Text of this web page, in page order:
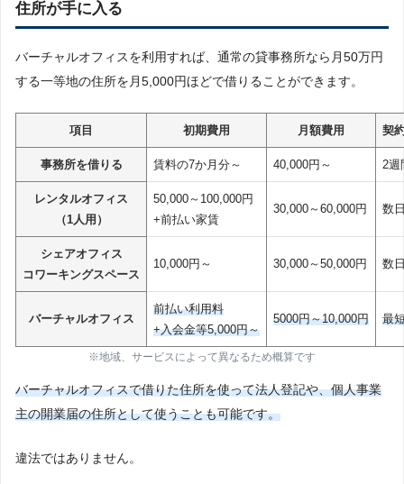
住所が手に入る
バーチャルオフィスを利用すれば、通常の貸事務所なら月50万円
する一等地の住所を月5,000円ほどで借りることができます。
項目 初期費用 月額費用 契
事務所を借りる 賃料の7か月分～ 40,000円～ 2週
レンタルオフィス
（1人用）
50,000～100,000円
+前払い家賃
30,000～60,000円 数
シェアオフィス
コワーキングスペース
10,000円～ 30,000～50,000円 数
バーチャルオフィス
前払い利用料
+入会金等5,000円～
5000円～10,000円 最
※地域、サービスによって異なるため概算です
バーチャルオフィスで借りた住所を使って法人登記や、個人事業
主の開業届の住所として使うことも可能です。
違法ではありません。